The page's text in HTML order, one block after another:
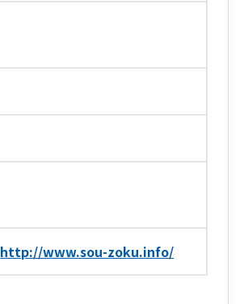
http://www.sou-zoku.info/